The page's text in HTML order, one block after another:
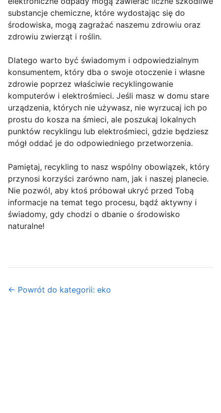
substancje chemiczne, które wydostając się do
środowiska, mogą zagrażać naszemu zdrowiu oraz
zdrowiu zwierząt i roślin.
Dlatego warto być świadomym i odpowiedzialnym
konsumentem, który dba o swoje otoczenie i własne
zdrowie poprzez właściwie recyklingowanie
komputerów i elektrośmieci. Jeśli masz w domu stare
urządzenia, których nie używasz, nie wyrzucaj ich po
prostu do kosza na śmieci, ale poszukaj lokalnych
punktów recyklingu lub elektrośmieci, gdzie będziesz
mógł oddać je do odpowiedniego przetworzenia.
Pamiętaj, recykling to nasz wspólny obowiązek, który
przynosi korzyści zarówno nam, jak i naszej planecie.
Nie pozwól, aby ktoś próbował ukryć przed Tobą
informacje na temat tego procesu, bądź aktywny i
świadomy, gdy chodzi o dbanie o środowisko
naturalne!
← Powrót do kategorii: eko